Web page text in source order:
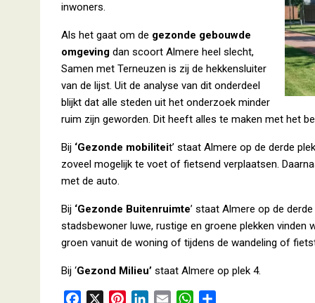
inwoners.
Als het gaat om de gezonde gebouwde
omgeving dan scoort Almere heel slecht,
Samen met Terneuzen is zij de hekkensluiter
van de lijst. Uit de analyse van dit onderdeel
blijkt dat alle steden uit het onderzoek minder
ruim zijn geworden. Dit heeft alles te maken met het
Bij ‘Gezonde mobiliteit’ staat Almere op de derde
zoveel mogelijk te voet of fietsend verplaatsen.
met de auto.
Bij ‘Gezonde Buitenruimte’ staat Almere op de
stadsbewoner luwe, rustige en groene plekken vinden
groen vanuit de woning of tijdens de wandeling of
Bij ‘Gezond Milieu’ staat Almere op plek 4.
W